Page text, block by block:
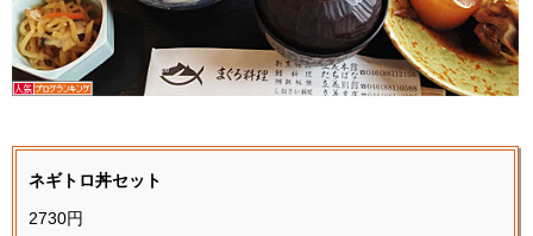
ネギトロ丼セット
2730円